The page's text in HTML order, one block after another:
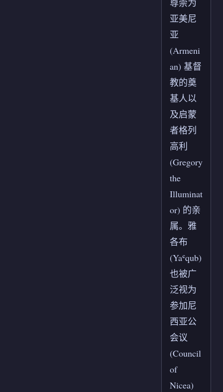
尊崇为
亚美尼
亚
(Armeni
an) 基督
教的奠
基人以
及启蒙
者格列
高利
(Gregory
the
Illuminat
or) 的亲
属。雅
各布
(Yaʿqub)
也被广
泛视为
参加尼
西亚公
会议
(Council
of
Nicea)